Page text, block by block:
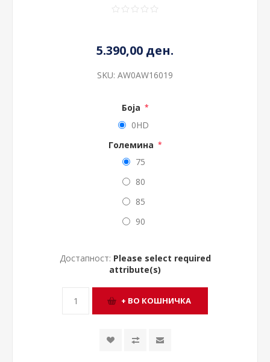
5.390,00 ден.
SKU: AW0AW16019
Боја *
0HD
Големина *
75
80
85
90
Достапност: Please select required
attribute(s)